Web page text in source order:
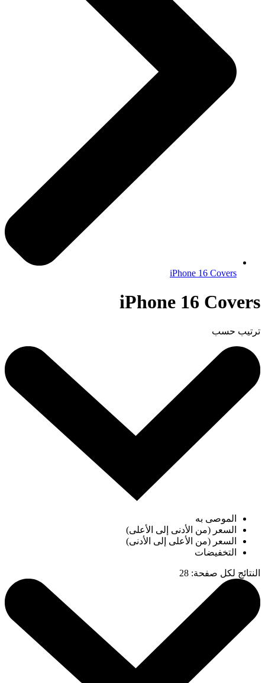
iPhone 16 Covers
iPhone 16 Covers
ترتيب حسب
الموصى به
السعر (من الأدنى إلى الأعلى)
السعر (من الأعلى إلى الأدنى)
التخفيضات
النتائج لكل صفحة:
28